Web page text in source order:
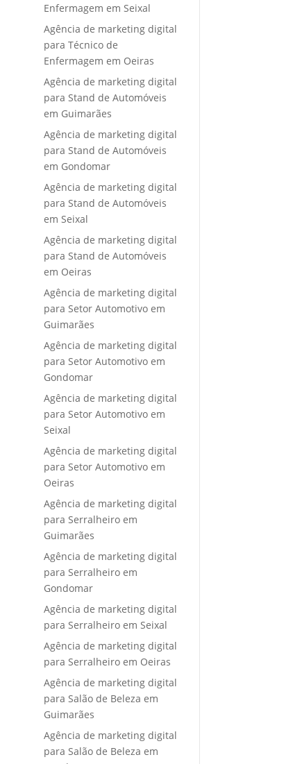
Enfermagem em Seixal
Agência de marketing digital
para Técnico de
Enfermagem em Oeiras
Agência de marketing digital
para Stand de Automóveis
em Guimarães
Agência de marketing digital
para Stand de Automóveis
em Gondomar
Agência de marketing digital
para Stand de Automóveis
em Seixal
Agência de marketing digital
para Stand de Automóveis
em Oeiras
Agência de marketing digital
para Setor Automotivo em
Guimarães
Agência de marketing digital
para Setor Automotivo em
Gondomar
Agência de marketing digital
para Setor Automotivo em
Seixal
Agência de marketing digital
para Setor Automotivo em
Oeiras
Agência de marketing digital
para Serralheiro em
Guimarães
Agência de marketing digital
para Serralheiro em
Gondomar
Agência de marketing digital
para Serralheiro em Seixal
Agência de marketing digital
para Serralheiro em Oeiras
Agência de marketing digital
para Salão de Beleza em
Guimarães
Agência de marketing digital
para Salão de Beleza em